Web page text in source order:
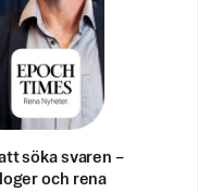
söka svaren –
och rena